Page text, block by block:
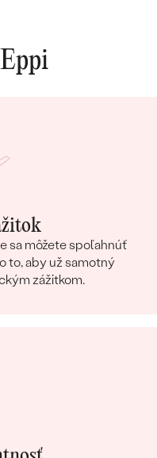
sa môžete spoľahnúť
to, aby už samotný
zážitkom.